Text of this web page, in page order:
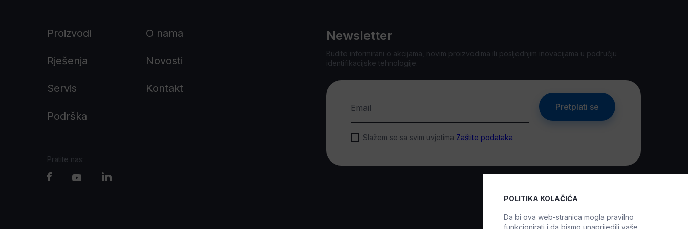
Proizvodi
Rješenja
Servis
Podrška
O nama
Novosti
Kontakt
Pratite nas:
Newsletter
Budite informirani o akcijama, novim proizvodima ili posljednjim inovacijama u području
identifikacijske tehnologije.
Email
Slažem se sa svim uvjetima Zaštite podataka
Pretplati se
POLITIKA KOLAČIĆA
Da bi ova web-stranica mogla pravilno
funkcionirati i da bismo unaprijedili vaše